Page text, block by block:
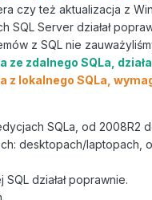
czy też aktualizacja z
SQL Server działał
z SQL nie
zdalnego SQLa,
lokalnego SQLa,
SQLa, od 2008R2
desktopach/laptopach,
działał poprawnie.